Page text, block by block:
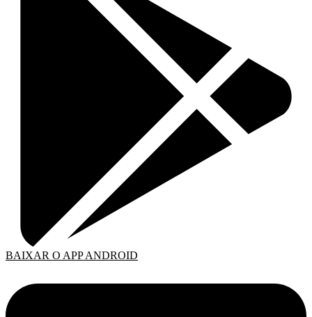
BAIXAR O APP ANDROID